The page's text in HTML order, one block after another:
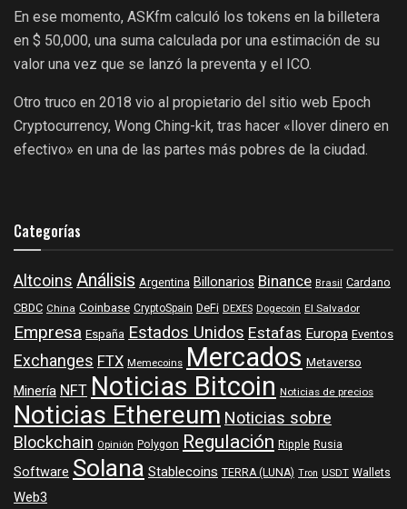
En ese momento, ASKfm calculó los tokens en la billetera
en $ 50,000, una suma calculada por una estimación de su
valor una vez que se lanzó la preventa y el ICO.
Otro truco en 2018 vio al propietario del sitio web Epoch
Cryptocurrency, Wong Ching-kit, tras hacer «llover dinero en
efectivo» en una de las partes más pobres de la ciudad.
Categorías
Altcoins Análisis Argentina Billonarios Binance Brasil Cardano
CBDC China Coinbase CryptoSpain DeFi DEXES Dogecoin El Salvador
Empresa España Estados Unidos Estafas Europa Eventos
Exchanges FTX Memecoins Mercados Metaverso
Minería NFTNoticias Bitcoin Noticias de precios
Noticias EthereumNoticias sobre
Blockchain Opinión Polygon Regulación Ripple Rusia
Software Solana Stablecoins TERRA (LUNA) Tron USDT Wallets
Web3